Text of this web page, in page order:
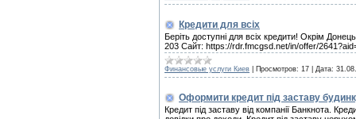
Кредити для всіх
Беріть доступні для всіх кредити! Окрім
203 Сайт: https://rdr.fmcgsd.net/in/offer/
Финансовые услуги Киев Просмотров: 17 Дата:
Оформити кредит під заставу
Кредит під заставу від компанії Банкнота.